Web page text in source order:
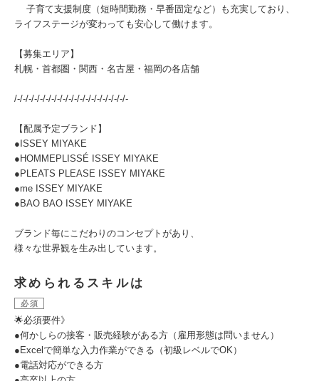
子育て支援制度（短時間勤務・早番固定など）も充実しており、
ライフステージが変わっても安心して働けます。
【募集エリア】
札幌・首都圏・関西・名古屋・福岡の各店舗
/-/-/-/-/-/-/-/-/-/-/-/-/-/-/-/-/-/-/-/-
【配属予定ブランド】
●ISSEY MIYAKE
●HOMMEPLISSÉ ISSEY MIYAKE
●PLEATS PLEASE ISSEY MIYAKE
●me ISSEY MIYAKE
●BAO BAO ISSEY MIYAKE
ブランド毎にこだわりのコンセプトがあり、
様々な世界観を生み出しています。
求められるスキルは
必須
🌟必須要件》
●何かしらの接客・販売経験がある方（雇用形態は問いません）
●Excelで簡単な入力作業ができる（初級レベルでOK）
●電話対応ができる方